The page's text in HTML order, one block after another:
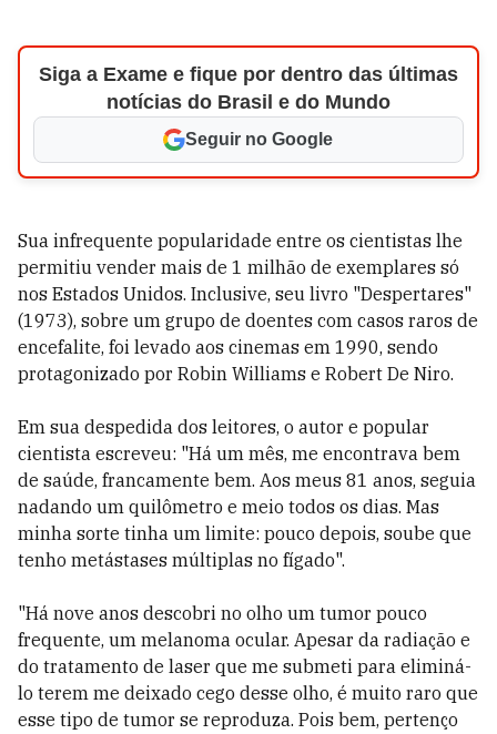
Siga a Exame e fique por dentro das últimas
notícias do Brasil e do Mundo
Seguir no Google
Sua infrequente popularidade entre os cientistas lhe
permitiu vender mais de 1 milhão de exemplares só
nos Estados Unidos. Inclusive, seu livro "Despertares"
(1973), sobre um grupo de doentes com casos raros de
encefalite, foi levado aos cinemas em 1990, sendo
protagonizado por Robin Williams e Robert De Niro.
Em sua despedida dos leitores, o autor e popular
cientista escreveu: "Há um mês, me encontrava bem
de saúde, francamente bem. Aos meus 81 anos, seguia
nadando um quilômetro e meio todos os dias. Mas
minha sorte tinha um limite: pouco depois, soube que
tenho metástases múltiplas no fígado".
"Há nove anos descobri no olho um tumor pouco
frequente, um melanoma ocular. Apesar da radiação e
do tratamento de laser que me submeti para eliminá-
lo terem me deixado cego desse olho, é muito raro que
esse tipo de tumor se reproduza. Pois bem, pertenço